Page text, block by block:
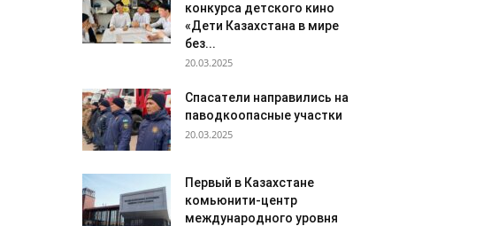
конкурса детского кино
«Дети Казахстана в мире
без...
20.03.2025
Спасатели направились на
паводкоопасные участки
20.03.2025
Первый в Казахстане
комьюнити-центр
международного уровня